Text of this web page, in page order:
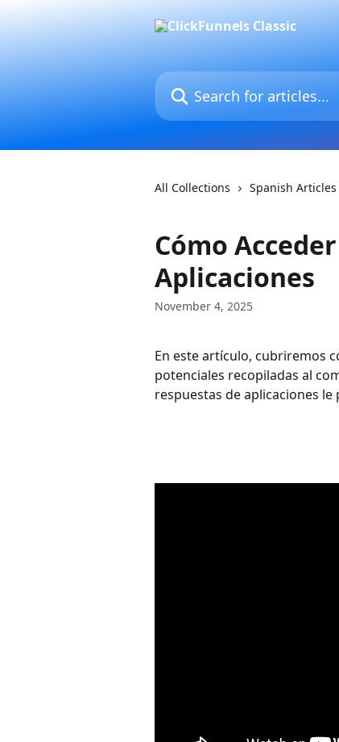
Search for articles...
All Collections Spanish Articles
Cómo
Aplicaciones
November 4, 2025
En este artículo, cubriremos
potenciales recopiladas al
respuestas de aplicaciones